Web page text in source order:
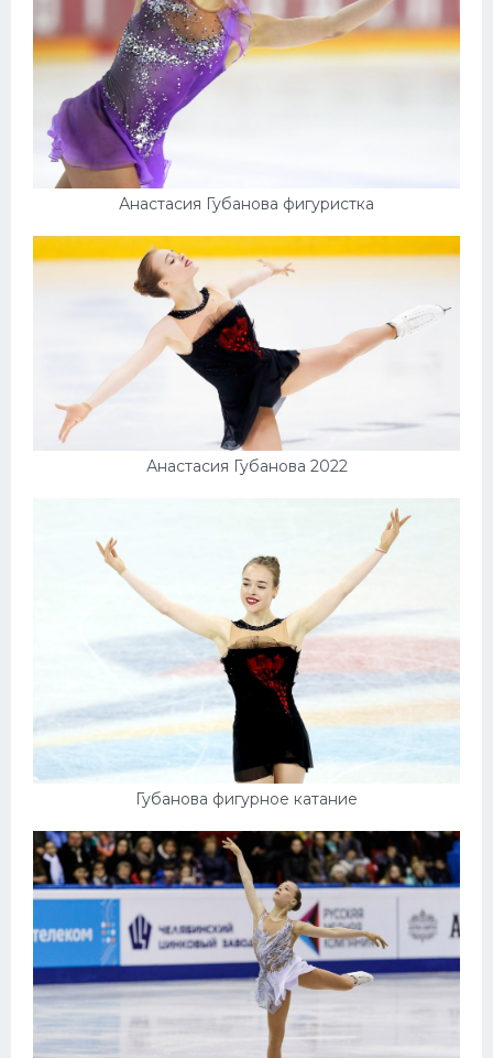
Анастасия Губанова фигуристка
Анастасия Губанова 2022
Губанова фигурное катание